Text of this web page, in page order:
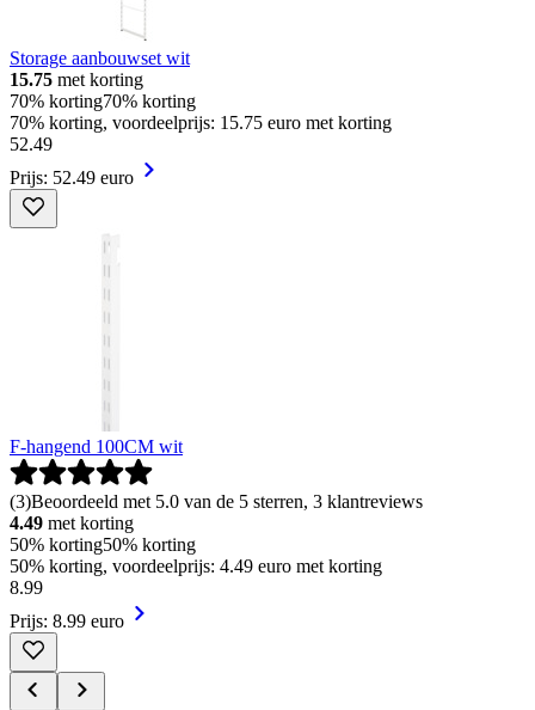
Storage aanbouwset wit
15.75 met korting
70% korting70% korting
70% korting, voordeelprijs: 15.75 euro met korting
52.49
Prijs: 52.49 euro
F-hangend 100CM wit
(3)Beoordeeld met 5.0 van de 5 sterren, 3 klantreviews
4.49 met korting
50% korting50% korting
50% korting, voordeelprijs: 4.49 euro met korting
8.99
Prijs: 8.99 euro